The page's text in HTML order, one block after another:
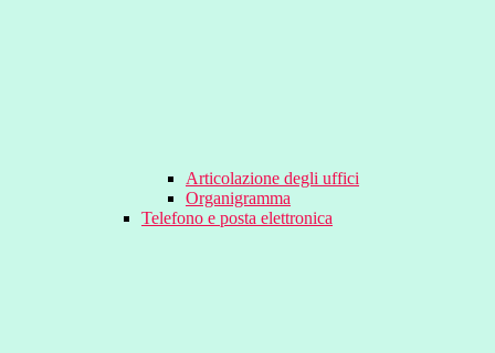
Articolazione degli uffici
Organigramma
Telefono e posta elettronica